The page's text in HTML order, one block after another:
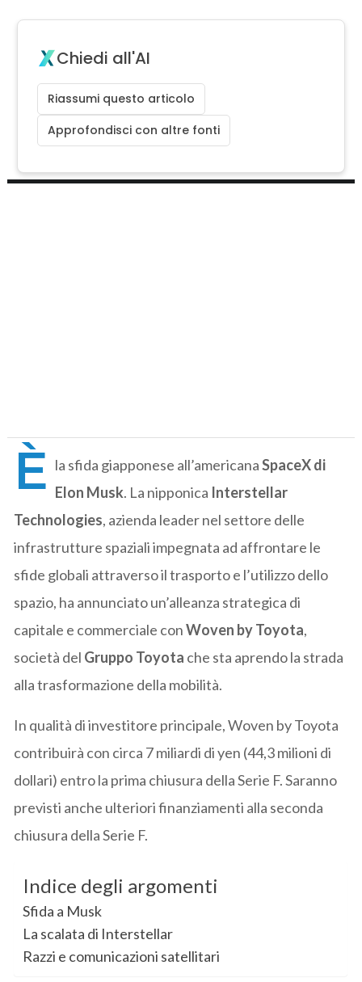
Chiedi all'AI
Riassumi questo articolo
Approfondisci con altre fonti
È la sfida giapponese all’americanaSpaceX di
Elon Musk. La nipponica Interstellar
Technologies, azienda leader nel settore delle
infrastrutture spaziali impegnata ad affrontare le
sfide globali attraverso il trasporto e l’utilizzo dello
spazio, ha annunciato un’alleanza strategica di
capitale e commerciale conWoven by Toyota,
società del Gruppo Toyota che sta aprendo la strada
alla trasformazione della mobilità.
In qualità di investitore principale, Woven by Toyota
contribuirà con circa 7 miliardi di yen (44,3 milioni di
dollari) entro la prima chiusura della Serie F. Saranno
previsti anche ulteriori finanziamenti alla seconda
chiusura della Serie F.
Indice degli argomenti
Sfida a Musk
La scalata di Interstellar
Razzi e comunicazioni satellitari